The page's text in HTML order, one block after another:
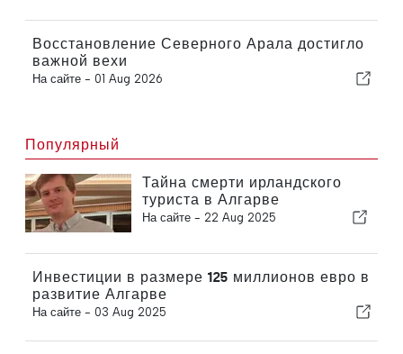
Восстановление Северного Арала достигло
важной вехи
На сайте - 01 Aug 2026
Популярный
Тайна смерти ирландского
туриста в Алгарве
На сайте - 22 Aug 2025
Инвестиции в размере 125 миллионов евро в
развитие Алгарве
На сайте - 03 Aug 2025